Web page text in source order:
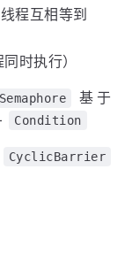
程互相等到
时执行）
Semaphore
基于
Condition
CyclicBarrier